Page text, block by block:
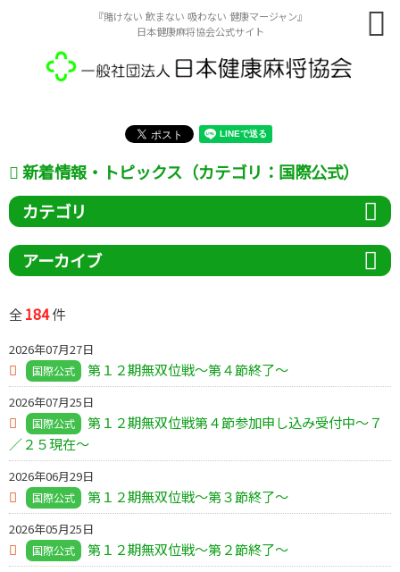
『賭けない 飲まない 吸わない 健康マージャン』
日本健康麻将協会公式サイト
新着情報・トピックス（カテゴリ：国際公式）
カテゴリ
アーカイブ
全184件
2026年07月27日
国際公式 第１２期無双位戦～第４節終了～
2026年07月25日
国際公式
第１２期無双位戦第４節参加申し込み受付中～７
／２５現在～
2026年06月29日
国際公式 第１２期無双位戦～第３節終了～
2026年05月25日
国際公式 第１２期無双位戦～第２節終了～